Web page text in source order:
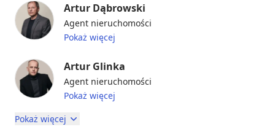
Artur Dąbrowski
Agent nieruchomości
Pokaż więcej
Artur Glinka
Agent nieruchomości
Pokaż więcej
Pokaż więcej